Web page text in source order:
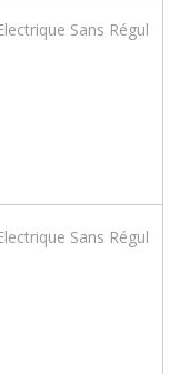
Sans Régul
Sans Régul